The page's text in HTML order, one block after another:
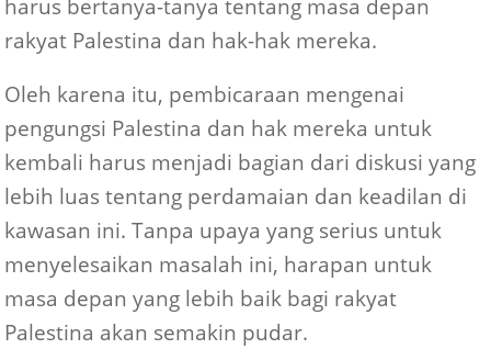
harus bertanya-tanya tentang masa depan
rakyat Palestina dan hak-hak mereka.
Oleh karena itu, pembicaraan mengenai
pengungsi Palestina dan hak mereka untuk
kembali harus menjadi bagian dari diskusi yang
lebih luas tentang perdamaian dan keadilan di
kawasan ini. Tanpa upaya yang serius untuk
menyelesaikan masalah ini, harapan untuk
masa depan yang lebih baik bagi rakyat
Palestina akan semakin pudar.